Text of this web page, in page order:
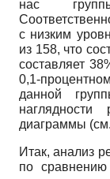
нас
с низким
из 158, что
составляет
0,1-
данной
диаграммы
Итак, анализ
по